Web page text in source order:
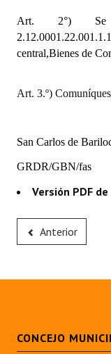
Premio al Mérito -
Audiencias
Ciudadano Ilustre -
Banca del Vecino -
Huéspedes de
Antiguos
REFORMA DE LA
Art. 2°) Se
central,Bienes de
Art. 3.º)
San Carlos de
GRDR/GBN/fas
Versión PDF
Anterior
CONCEJO